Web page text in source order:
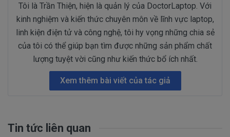
Tôi là Trần Thiện, hiện là quản lý của DoctorLaptop. Với
kinh nghiệm và kiến thức chuyên môn về lĩnh vực laptop,
linh kiện điện tử và công nghệ, tôi hy vọng những chia sẻ
của tôi có thể giúp bạn tìm được những sản phẩm chất
lượng tuyệt vời cũng như kiến thức bổ ích nhất.
Xem thêm bài viết của tác giả
Tin tức liên quan